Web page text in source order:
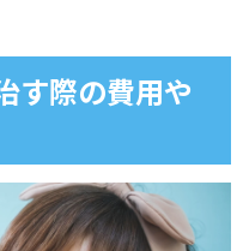
す際の費用や